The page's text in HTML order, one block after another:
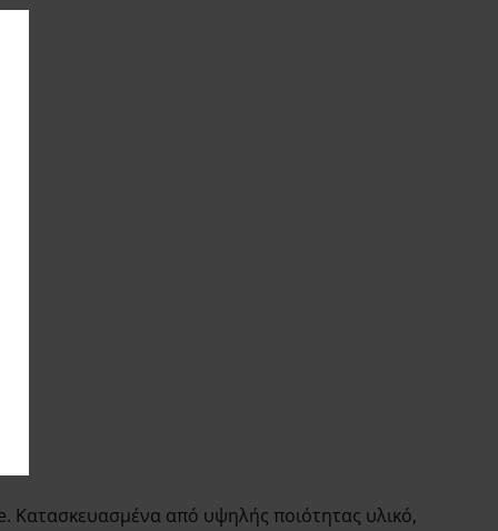
Κατασκευασμένα από υψηλής ποιότητας υλικό,